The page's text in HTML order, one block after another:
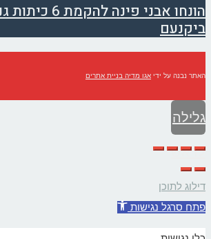
הונחו אבני פינה
ביקנעם
האתר נבנה על ידי אגו מדיה בניית אתרים
גלילה
לראש
העמוד
דילוג לתוכן
פתח סרגל נגישות